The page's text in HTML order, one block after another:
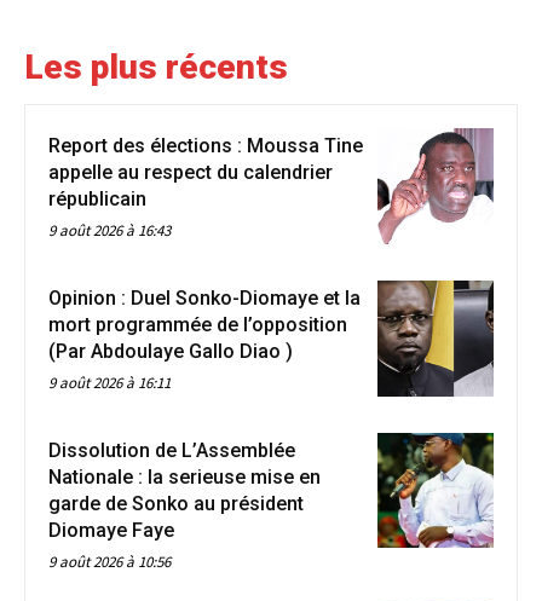
Les plus récents
Report des élections : Moussa Tine
appelle au respect du calendrier
républicain
9 août 2026 à 16:43
Opinion : Duel Sonko-Diomaye et la
mort programmée de l’opposition
(Par Abdoulaye Gallo Diao )
9 août 2026 à 16:11
Dissolution de L’Assemblée
Nationale : la serieuse mise en
garde de Sonko au président
Diomaye Faye
9 août 2026 à 10:56